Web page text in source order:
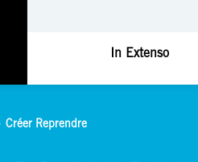
In Extenso
Créer Reprendre